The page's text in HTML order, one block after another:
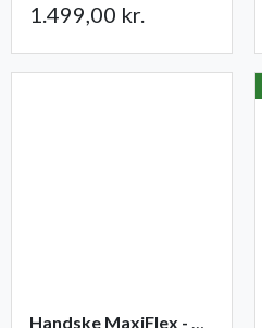
1.499,00 kr.
Handske MaxiFlex - Ultimate